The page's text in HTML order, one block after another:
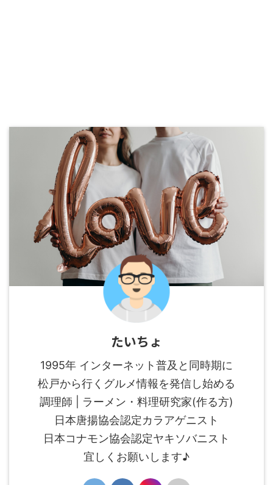
たいちょ
1995年 インターネット普及と同時期に
松戸から行くグルメ情報を発信し始める
調理師 | ラーメン・料理研究家(作る方)
日本唐揚協会認定カラアゲニスト
日本コナモン協会認定ヤキソバニスト
宜しくお願いします♪